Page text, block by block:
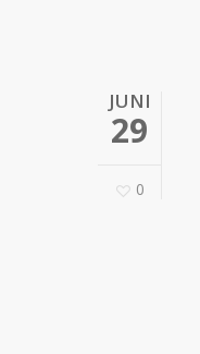
JUNI
29
0